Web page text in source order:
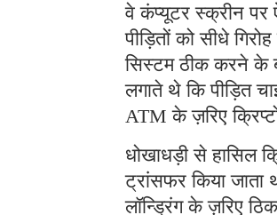
वे कंप्यूटर स्क्रीन पर
पीड़ितों को सीधे
सिस्टम ठीक करने के
लगाते थे कि पीड़ित
ATM के ज़रिए
धोखाधड़ी से हासिल
ट्रांसफर किया जाता
लॉन्ड्रिंग के ज़रिए